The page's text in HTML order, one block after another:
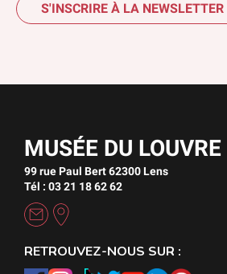
S'INSCRIRE À LA NEWSLETTER
MUSÉE DU
99 rue Paul Bert 62300 Lens
Tél : 03 21 18 62 62
RETROUVEZ-NOUS SUR :